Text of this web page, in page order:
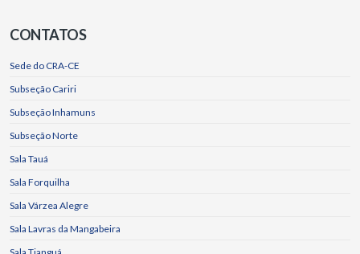
CONTATOS
Sede do CRA-CE
Subseção Cariri
Subseção Inhamuns
Subseção Norte
Sala Tauá
Sala Forquilha
Sala Várzea Alegre
Sala Lavras da Mangabeira